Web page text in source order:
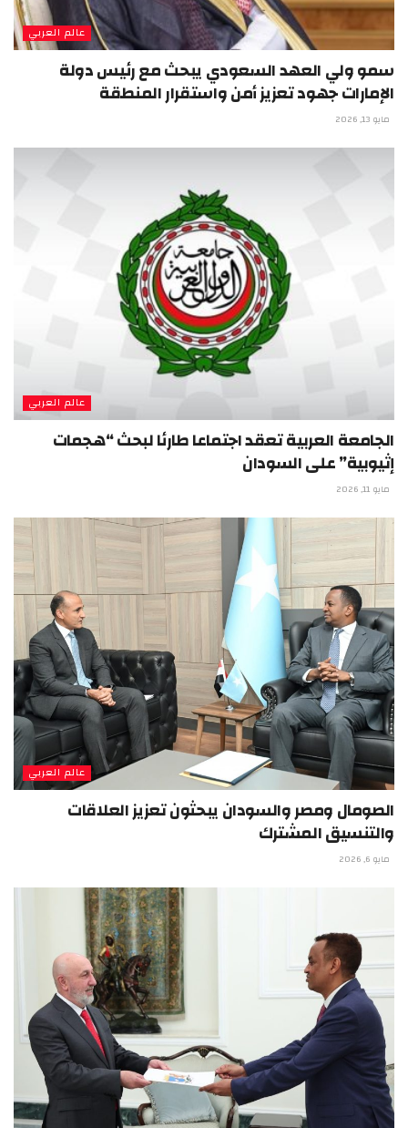
عالم العربي
سمو ولي العهد السعودي يبحث مع رئيس دولة
الإمارات جهود تعزيز أمن واستقرار المنطقة
مايو 13, 2026
عالم العربي
الجامعة العربية تعقد اجتماعا طارئا لبحث “هجمات
إثيوبية” على السودان
مايو 11, 2026
عالم العربي
الصومال ومصر والسودان يبحثون تعزيز العلاقات
والتنسيق المشترك
مايو 6, 2026